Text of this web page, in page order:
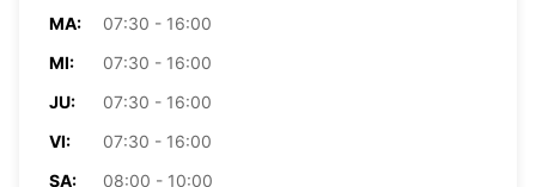
MA:
07:30 - 16:00
MI:
07:30 - 16:00
JU:
07:30 - 16:00
VI:
07:30 - 16:00
SA:
08:00 - 10:00